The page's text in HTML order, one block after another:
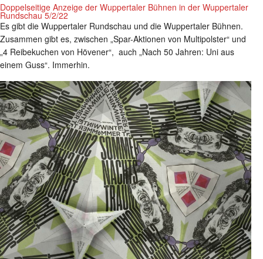
Doppelseitige Anzeige der Wuppertaler Bühnen in der Wuppertaler
Rundschau 5/2/22
Es gibt die Wuppertaler Rundschau und die Wuppertaler Bühnen.
Zusammen gibt es, zwischen „Spar-Aktionen von Multipolster“ und
„4 Reibekuchen von Hövener“, auch „Nach 50 Jahren: Uni aus
einem Guss“. Immerhin.